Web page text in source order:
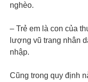
nghèo.
– Trẻ em là con của
lượng vũ trang nhân
nhập.
Cũng trong quy định